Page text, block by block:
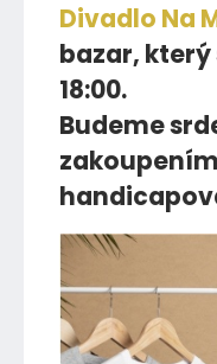
Divadlo Na
bazar, který
18:00.
Budeme